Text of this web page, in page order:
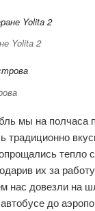
Yolita 2
мы на полчаса
традиционно
тепло
их за
нас довезли на
до